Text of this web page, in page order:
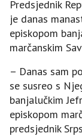
Predsjednik
je danas
episkopom
marčanskim
– Danas sam
se susreo s
banjalučkim
episkopom
predsjednik